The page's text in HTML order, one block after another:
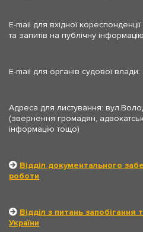
E-mail для вхідної
та запитів на публічну
E-mail для органів судової влади:
Адреса для листування:
(звернення громадян,
інформацію тощо)
Відділ документального
роботи
Відділ з питань
України